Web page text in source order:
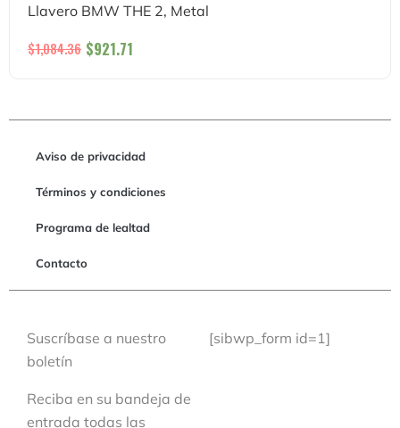
Llavero BMW THE 2, Metal
$1,084.36 $921.71
Aviso de privacidad
Términos y condiciones
Programa de lealtad
Contacto
Suscríbase a nuestro
boletín
Reciba en su bandeja de
entrada todas las
[sibwp_form id=1]